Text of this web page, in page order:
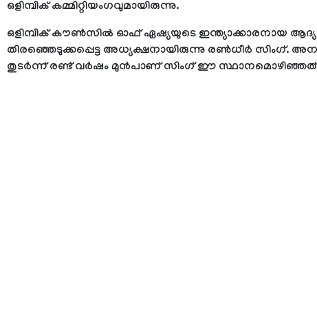
ഒളിമ്പിക് കമ്മിറ്റിയംഗവുമായിരുന്നു.
ഒളിമ്പിക് കൗണ്‍സില്‍ ഓഫ് ഏഷ്യയുടെ ഇന്ത്യാക്കാരനായ
തിരഞ്ഞെടുക്കപ്പെട്ട അധ്യക്ഷനായിരുന്നു രണ്‍ധീര്‍ സിംഗ്.
തുടര്‍ന്ന് രണ്ട് വര്‍ഷം മുന്‍പാണ് സിംഗ് ഈ